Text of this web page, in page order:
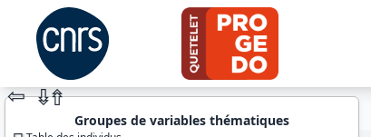
⇦ ⇮⇮
Groupes de variables thématiques